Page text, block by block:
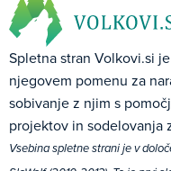
Spletna stran Volkovi.si
njegovem pomenu za
sobivanje z njim s
projektov in sodelovanja
Vsebina spletne strani je v